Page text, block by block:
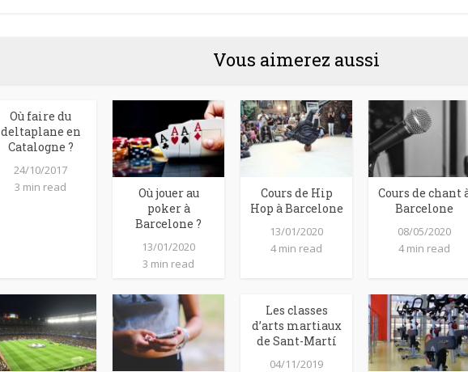
Vous aimerez aussi
Où faire du
deltaplane en
Catalogne ?
24/10/2017
3 min read
Où jouer au
poker à
Barcelone ?
13/01/2020
3 min read
Cours de Hip
Hop à Barcelone
13/01/2020
4 min read
Cours de chant
Barcelone
08/05/2020
4 min read
Les classes
d’arts martiaux
de Sant-Martí
04/11/2019